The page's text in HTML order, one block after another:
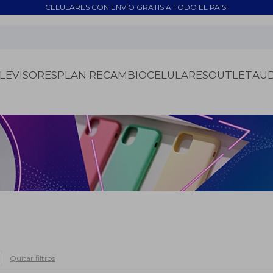
CELULARES CON ENVÍO GRATIS A TODO EL PAIS!
PLAN RECAMBIOCELULARESOUTLET
Quitar filtros